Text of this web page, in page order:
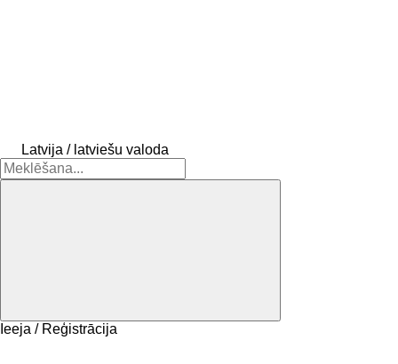
Latvija / latviešu valoda
Ieeja / Reģistrācija